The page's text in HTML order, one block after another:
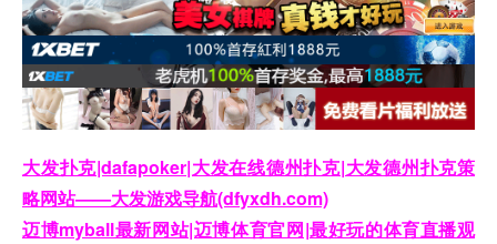
大发扑克|dafapoker|大发在线德州扑克|大发德州扑克策
略网站——大发游戏导航(dfyxdh.com)
迈博myball最新网站|迈博体育官网|最好玩的体育直播观